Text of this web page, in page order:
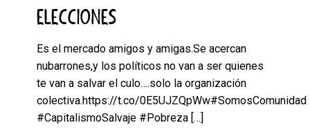
ELECCIONES
Es el mercado amigos y amigas.Se acercan
nubarrones,y los políticos no van a ser quienes
te van a salvar el culo….solo la organización
colectiva.https://t.co/0E5UJZQpWw#SomosComunidad
#CapitalismoSalvaje #Pobreza […]